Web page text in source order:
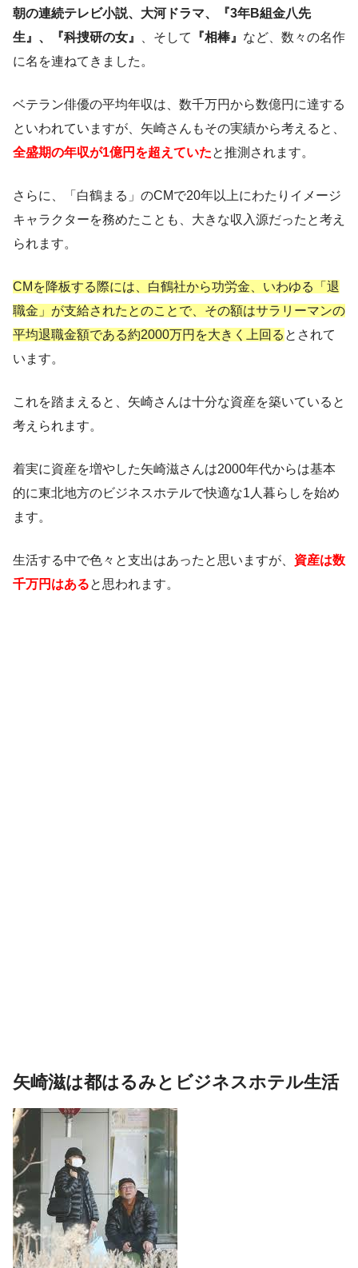
朝の連続テレビ小説、大河ドラマ、『3年B組金八先
生』、『科捜研の女』
、そして 『相棒』 など、数々の名作
に名を連ねてきました。
ベテラン俳優の平均年収は、数千万円から数億円に達する
といわれていますが、矢崎さんもその実績から考えると、
全盛期の年収が1億円を超えていたと推測されます。
さらに、「白鶴まる」のCMで20年以上にわたりイメージ
キャラクターを務めたことも、大きな収入源だったと考え
られます。
CMを降板する際には、白鶴社から功労金、いわゆる「退
職金」が支給されたとのことで、その額はサラリーマンの
平均退職金額である約2000万円を大きく上回る とされて
います。
これを踏まえると、矢崎さんは十分な資産を築いていると
考えられます。
着実に資産を増やした矢崎滋さんは2000年代からは基本
的に東北地方のビジネスホテルで快適な1人暮らしを始め
ます。
生活する中で色々と支出はあったと思いますが、 資産は数
千万円はあると思われます。
矢崎滋は都はるみとビジネスホテル生活